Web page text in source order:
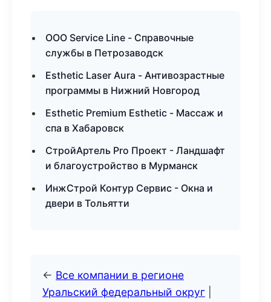
ООО Service Line - Справочные
службы в Петрозаводск
Esthetic Laser Aura - Антивозрастные
программы в Нижний Новгород
Esthetic Premium Esthetic - Массаж и
спа в Хабаровск
СтройАртель Pro Проект - Ландшафт
и благоустройство в Мурманск
ИнжСтрой Контур Сервис - Окна и
двери в Тольятти
← Все компании в регионе
Уральский федеральный округ